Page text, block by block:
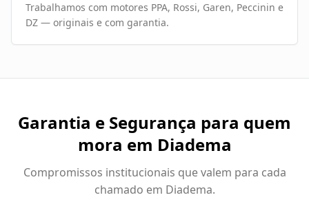
Trabalhamos com motores PPA, Rossi, Garen, Peccinin e
DZ — originais e com garantia.
Garantia e Segurança para quem
mora em Diadema
Compromissos institucionais que valem para cada
chamado em Diadema.